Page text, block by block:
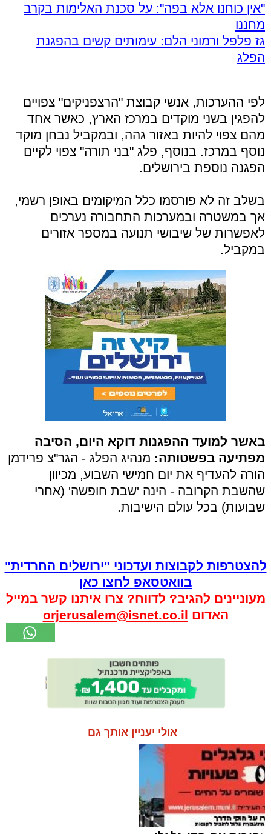
"אין כוחנו אלא בפה": על סכנת האלימות בקרב
מחננו
גז פלפל ורמוני הלם: עימותים קשים בהפגנת
הפלג
לפי ההערכות, אנשי קבוצת "הרצפניקים" צפויים
להפגין בשני מוקדים במרכז הארץ, כאשר אחד
מהם צפוי להיות באזור גהה, ובמקביל נבחן מוקד
נוסף במרכז. בנוסף, פלג "בני תורה" צפוי לקיים
הפגנה נוספת בירושלים.
בשלב זה לא פורסמו כלל המיקומים באופן רשמי,
אך במשטרה ובמערכות התחבורה נערכים
לאפשרות של שיבושי תנועה במספר אזורים
במקביל.
באשר למועד ההפגנות דוקא היום, הסיבה
מפתיעה בפשטותה: מנהיג הפלג - הגר"צ פרידמן
הורה להעדיף את יום חמישי השבוע, מכיוון
שהשבת הקרובה - הינה 'שבת חופשה' (אחרי
שבועות) בכל עולם הישיבות.
להצטרפות לקבוצות ועדכוני "ירושלים החרדית"
בוואטסאפ לחצו כאן
מעוניינים להגיב? לדווח? צרו איתנו קשר במייל
האדום orjerusalem@isnet.co.il
אולי יעניין אותך גם